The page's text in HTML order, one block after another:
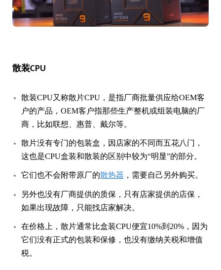
散装CPU
散装CPU又称散片CPU，是指厂商批量供应给OEM客
户的产品，OEM客户指那些生产整机或组装电脑的厂
商，比如联想、惠普、戴尔等。
散片没有专门的包装盒，因店家的不同而五花八门，
这也是CPU盒装和散装的区别中较为“明显”的部分。
它们也不会附带原厂的散热器 ，需要自己另外购买。
另外也没有厂商提供的质保，只有店家提供的店保，
如果出现故障，只能找店家解决。
在价格上，散片通常比盒装CPU便宜10%到20%，因为
它们没有正式的包装和保修，也没有缴纳关税和增值
税。